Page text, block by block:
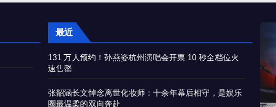
最近
131 万人预约！孙燕姿杭州演唱会开票 10 秒全档位火
速售罄
张韶涵长文悼念离世化妆师：十余年幕后相守，是娱乐
圈最温柔的双向奔赴